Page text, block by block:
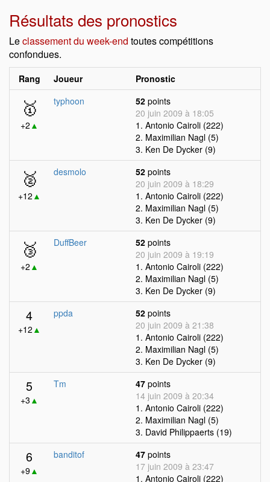
Résultats des pronostics
Leclassement du week-end toutes compétitions
confondues.
Rang Joueur Pronostic
🥇
+2 ▲
typhoon 52 points
20 juin 2009 à 18:05
1. Antonio Cairoli (222)
2. Maximilian Nagl (5)
3. Ken De Dycker (9)
🥈
+12 ▲
desmolo 52 points
20 juin 2009 à 18:29
1. Antonio Cairoli (222)
2. Maximilian Nagl (5)
3. Ken De Dycker (9)
🥉
+2 ▲
DuffBeer 52 points
20 juin 2009 à 19:19
1. Antonio Cairoli (222)
2. Maximilian Nagl (5)
3. Ken De Dycker (9)
4
+12 ▲
ppda 52 points
20 juin 2009 à 21:38
1. Antonio Cairoli (222)
2. Maximilian Nagl (5)
3. Ken De Dycker (9)
5
+3 ▲
Tm 47 points
14 juin 2009 à 20:34
1. Antonio Cairoli (222)
2. Maximilian Nagl (5)
3. David Philippaerts (19)
6
+9▲
banditof 47 points
17 juin 2009 à 23:47
1. Antonio Cairoli (222)